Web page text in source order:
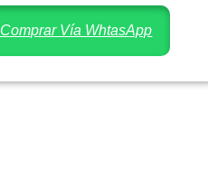
Comprar Vía WhtasApp